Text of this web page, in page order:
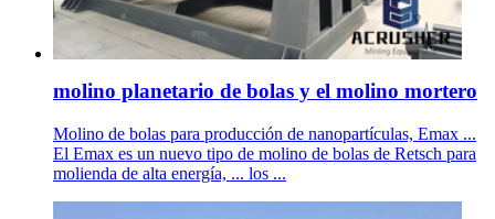
molino planetario de bolas y el molino mortero
Molino de bolas para producción de nanopartículas, Emax ...
El Emax es un nuevo tipo de molino de bolas de Retsch para
molienda de alta energía, ... los ...